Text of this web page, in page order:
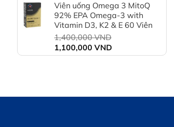
2,350,000 VND.
tại
là:
1,550,000 VND.
Viên uống Omega 3 MitoQ
92% EPA Omega-3 with
Vitamin D3, K2 & E 60 Viên
1,400,000VND
là:
1,100,000 VNDGiá
hiện